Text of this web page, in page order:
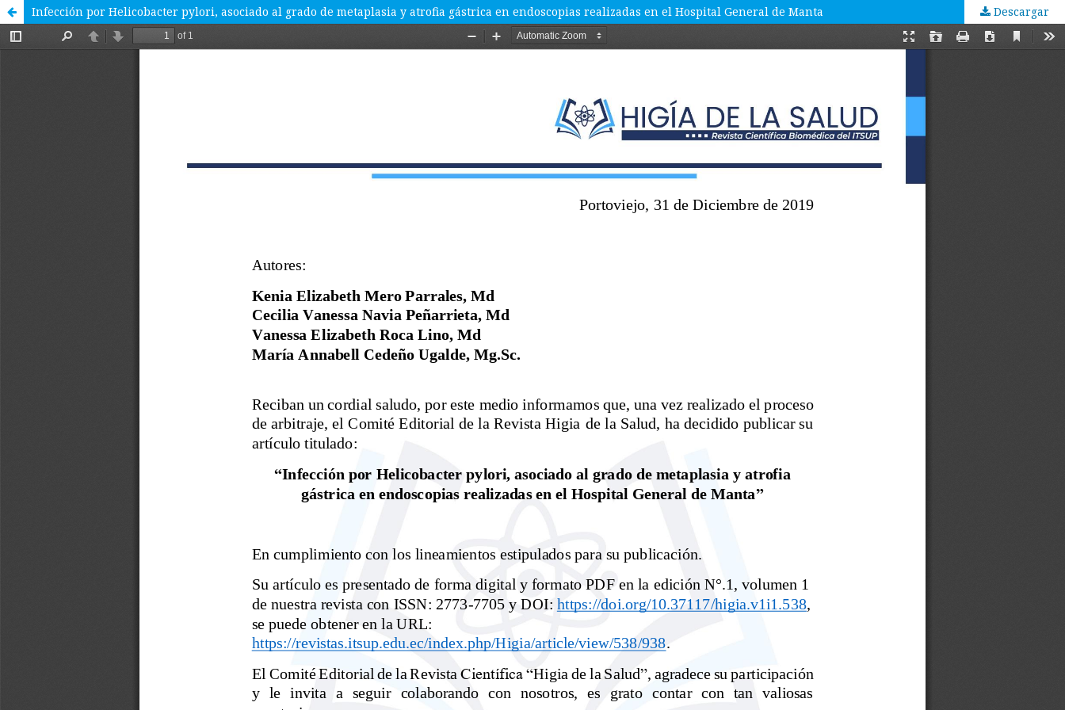
Infección por Helicobacter pylori, asociado al grado de metaplasia y atrofia gástrica en endoscopias realizadas en el Hospital General de Manta Descargar